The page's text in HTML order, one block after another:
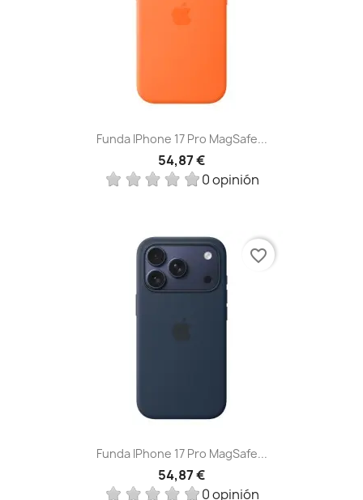
Funda IPhone 17 Pro MagSafe...
54,87 €
0 opinión
Funda IPhone 17 Pro MagSafe...
54,87 €
0 opinión
favorite_border